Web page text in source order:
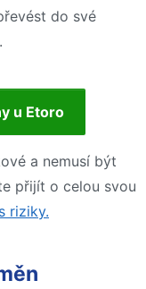
do své
u Etoro
a nemusí být
přijít o celou svou
riziky.